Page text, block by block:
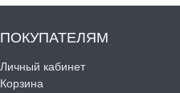
ПОКУПАТЕЛЯМ
Личный кабинет
Корзина